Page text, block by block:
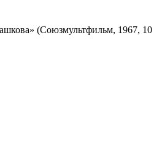
(Союзмультфильм, 1967, 10